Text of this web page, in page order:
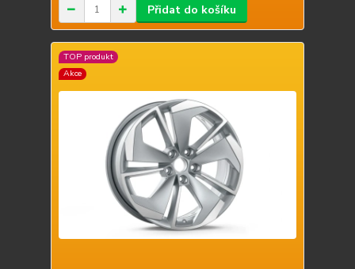
Přidat do košíku
TOP produkt
Akce